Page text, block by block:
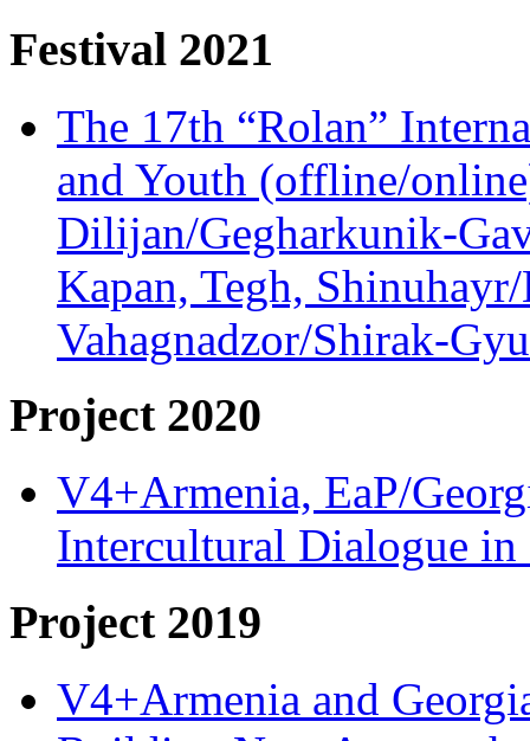
Festival 2021
The 17th “Rolan”
and Youth (offline/
Dilijan/Gegharkunik-
Kapan, Tegh,
Vahagnadzor/Shirak-
Project 2020
V4+Armenia, EaP/
Intercultural Dialogue
Project 2019
V4+Armenia and